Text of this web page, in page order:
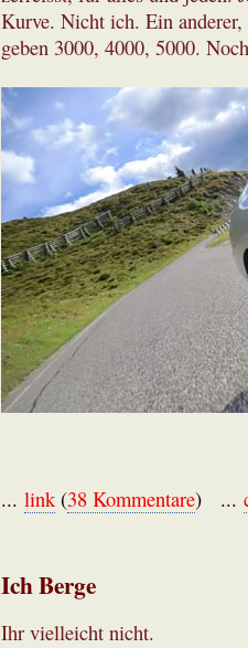
Kurve. Nicht ich. Ein anderer,
geben 3000, 4000, 5000.
... link (38 Kommentare) ...
Ich Berge
Ihr vielleicht nicht.